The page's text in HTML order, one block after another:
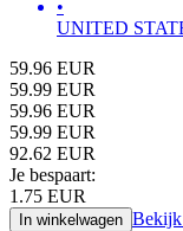
•
UNITED
59.96 EUR
59.99 EUR
59.96 EUR
59.99 EUR
92.62 EUR
Je bespaart:
1.75 EUR
In winkelwagen Bekijk